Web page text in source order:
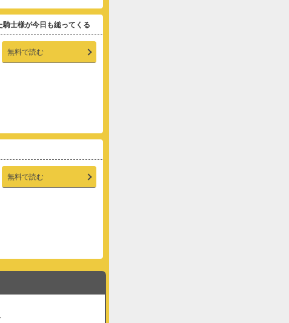
士様が今日も縋ってくる
無料で読む
無料で読む